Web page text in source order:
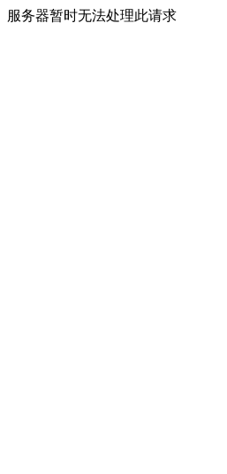
服务器暂时无法处理此请求